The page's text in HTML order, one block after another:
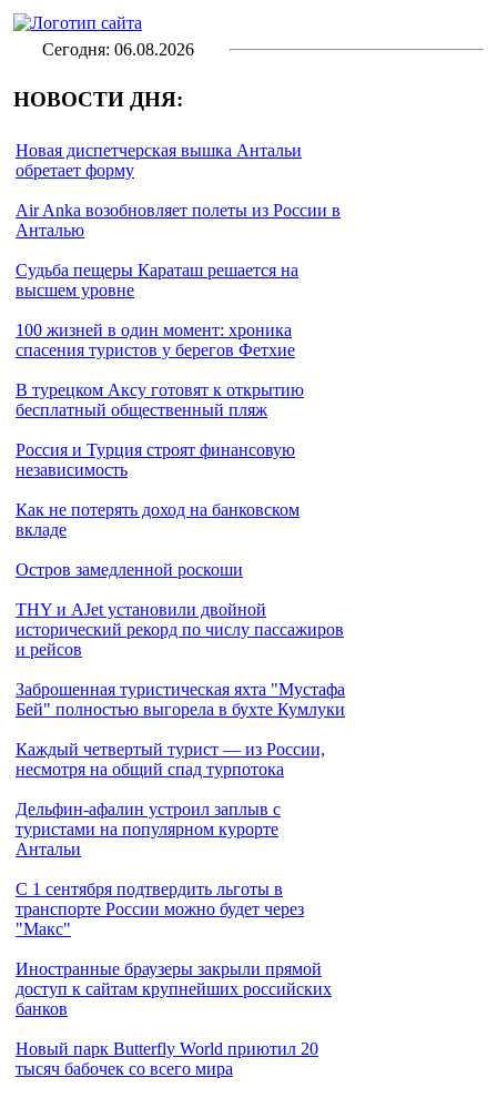
Сегодня: 06.08.2026
НОВОСТИ ДНЯ:
Новая диспетчерская вышка Антальи
обретает форму
Air Anka возобновляет полеты из России в
Анталью
Cудьба пещеры Караташ решается на
высшем уровне
100 жизней в один момент: хроника
спасения туристов у берегов Фетхие
В турецком Аксу готовят к открытию
бесплатный общественный пляж
Россия и Турция строят финансовую
независимость
Как не потерять доход на банковском
вкладе
Остров замедленной роскоши
THY и AJet установили двойной
исторический рекорд по числу пассажиров
и рейсов
Заброшенная туристическая яхта "Мустафа
Бей" полностью выгорела в бухте Кумлуки
Каждый четвертый турист — из России,
несмотря на общий спад турпотока
Дельфин-афалин устроил заплыв с
туристами на популярном курорте
Антальи
С 1 сентября подтвердить льготы в
транспорте России можно будет через
"Макс"
Иностранные браузеры закрыли прямой
доступ к сайтам крупнейших российских
банков
Новый парк Butterfly World приютил 20
тысяч бабочек со всего мира